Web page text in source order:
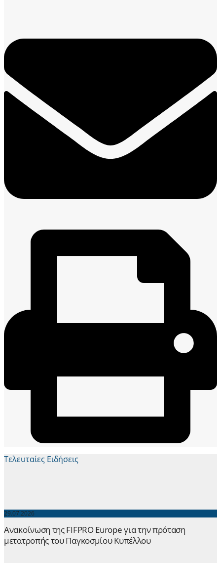
Τελευταίες Ειδήσεις
29.07.2026
Ανακοίνωση της FIFPRO Europe για την πρόταση
μετατροπής του Παγκοσμίου Κυπέλλου